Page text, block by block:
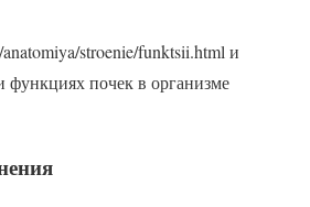
stroenie/funktsii.html и
функциях почек в организме